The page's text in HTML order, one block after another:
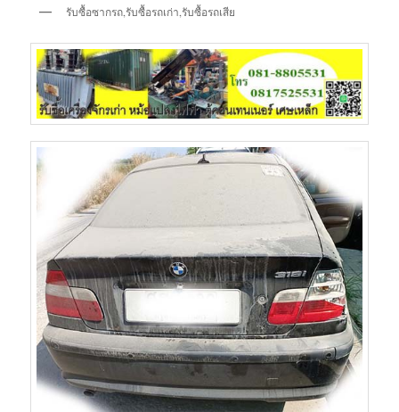
รับซื้อซากรถ,รับซื้อรถเก่า,รับซื้อรถเสีย